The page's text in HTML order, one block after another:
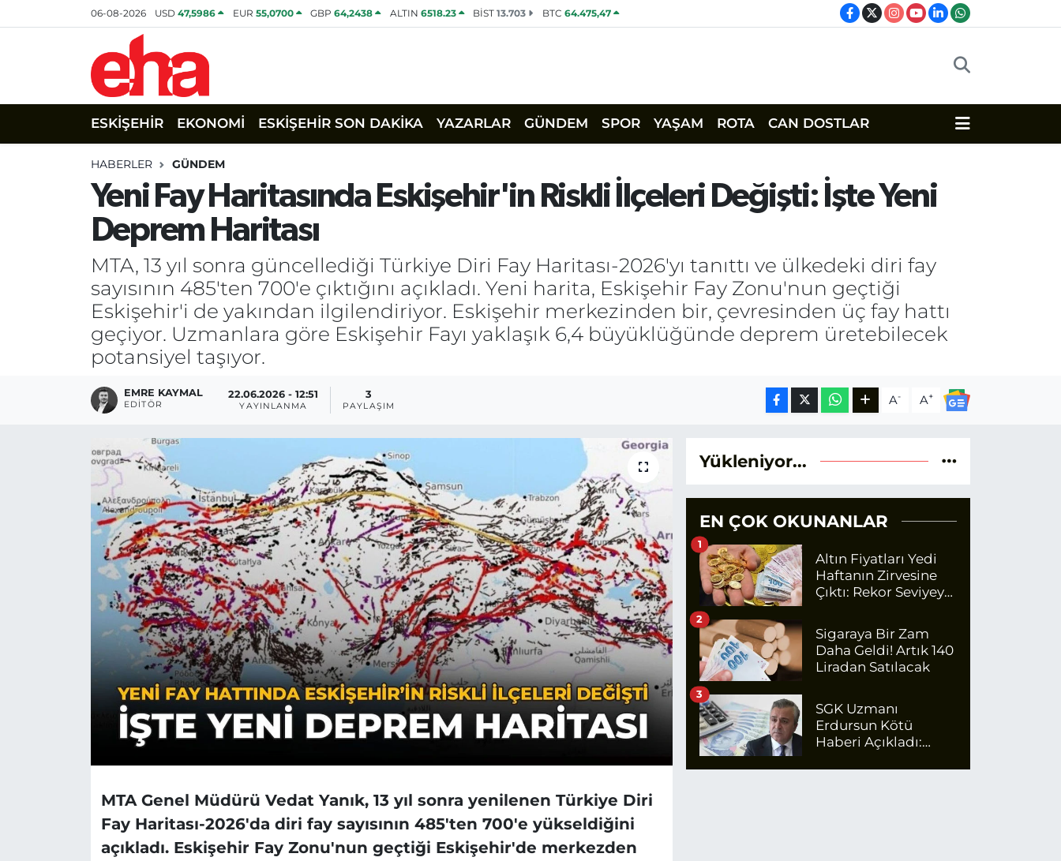
06-08-2026 USD47,5986 EUR 55,0700 GBP64,2438 ALTIN 6518.23 BİST13.703 BTC 64.475,47
ESKİŞEHİR EKONOMİ ESKİŞEHİR SON DAKİKA YAZARLAR GÜNDEM SPOR YAŞAM ROTA CAN DOSTLAR
HABERLER GÜNDEM
Yeni Fay Haritasında Eskişehir'in Riskli İlçeleri Değişti: İşte Yeni
Deprem Haritası
MTA, 13 yıl sonra güncellediği Türkiye Diri Fay Haritası-2026'yı tanıttı ve ülkedeki diri fay
sayısının 485'ten 700'e çıktığını açıkladı. Yeni harita, Eskişehir Fay Zonu'nun geçtiği
Eskişehir'i de yakından ilgilendiriyor. Eskişehir merkezinden bir, çevresinden üç fay hattı
geçiyor. Uzmanlara göre Eskişehir Fayı yaklaşık 6,4 büyüklüğünde deprem üretebilecek
potansiyel taşıyor.
EMRE KAYMAL
EDITÖR
22.06.2026 - 12:51
YAYINLANMA
3
PAYLAŞIM A- A+
MTA Genel Müdürü Vedat Yanık, 13 yıl sonra yenilenen Türkiye Diri
Fay Haritası-2026'da diri fay sayısının 485'ten 700'e yükseldiğini
açıkladı. Eskişehir Fay Zonu'nun geçtiği Eskişehir'de merkezden
Yükleniyor...
EN ÇOK OKUNANLAR
Altın Fiyatları Yedi
Haftanın Zirvesine
Çıktı: Rekor Seviyeye
1
Sigaraya Bir Zam
Daha Geldi! Artık 140
Liradan Satılacak
2
SGK Uzmanı
Erdursun Kötü
Haberi Açıkladı:
İçin Net Rakam
3